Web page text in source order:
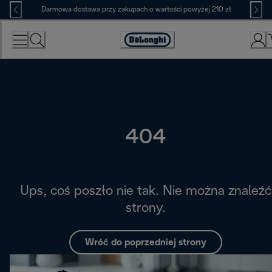
Skip
to
Content
Darmowa dostawa przy zakupach o wartości powyżej 210 zł
Deklaracja
dostępności
404
Ups, coś poszło nie tak. Nie można znaleźć
strony.
Wróć do poprzedniej strony